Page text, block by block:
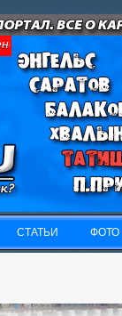
и свободного
СТАТЬИ ФОТО